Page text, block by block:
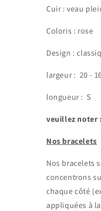
Cuir : veau
Coloris : rose
Design :
largeur : 20 -
longueur : S
veuillez noter
Nos bracelets
Nos bracelets
concentrons
chaque côté
appliquées à